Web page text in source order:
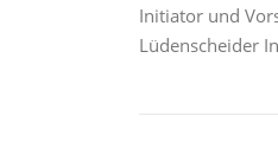
Initiator und
Lüdenscheider